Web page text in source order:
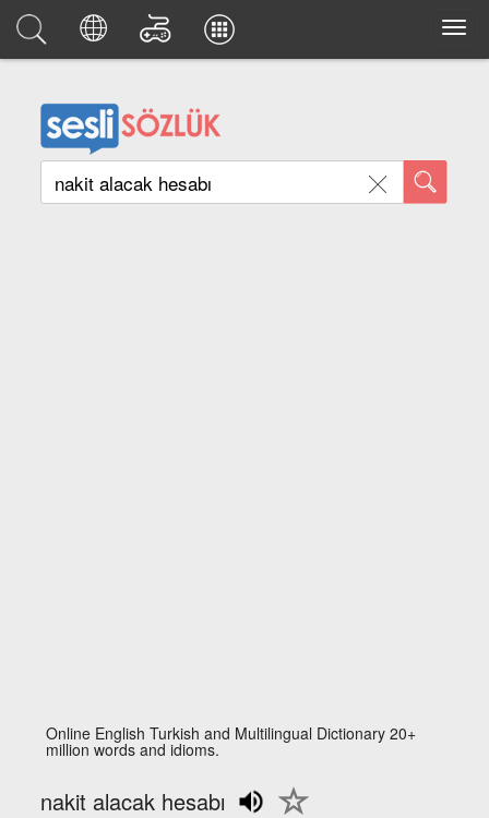
Online English Turkish and Multilingual Dictionary 20+
million words and idioms.
nakit alacak hesabı